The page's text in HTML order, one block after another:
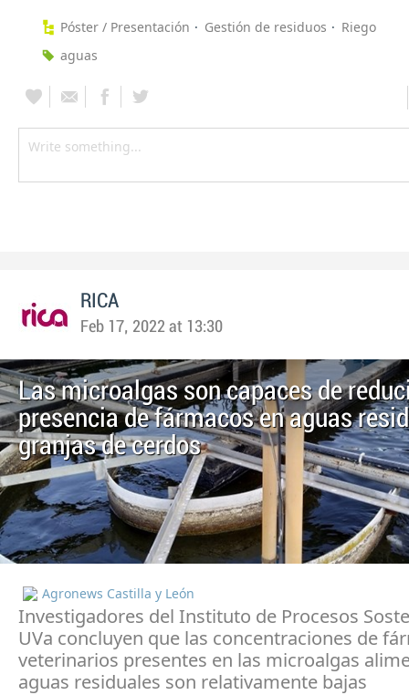
Póster / Presentación Gestión de residuos
Riego
aguas
RICA
Feb 17, 2022 at 13:30
Las microalgas son capaces de
presencia de fármacos en aguas
granjas de cerdos
Agronews Castilla y León
Investigadores del Instituto de Procesos
UVa concluyen que las concentraciones de
veterinarios presentes en las microalgas
aguas residuales son relativamente bajas